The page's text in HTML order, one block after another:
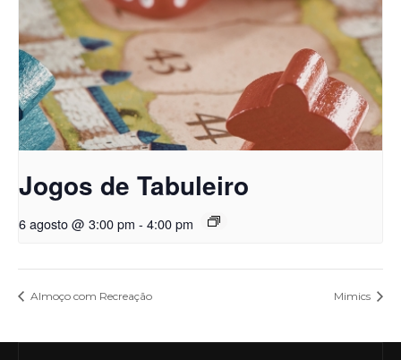
Jogos de Tabuleiro
6 agosto @ 3:00 pm - 4:00 pm
Almoço com Recreação Mimics